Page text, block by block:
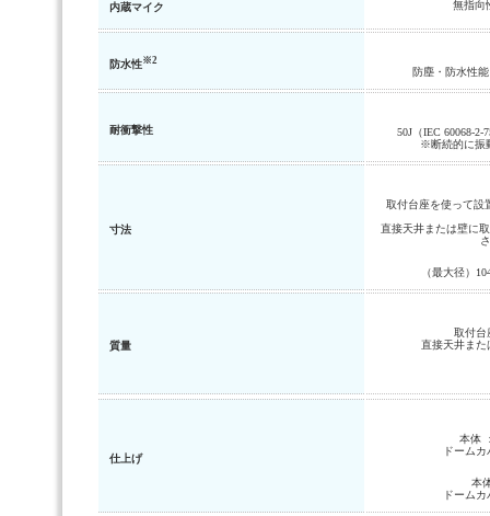
内蔵マイク 無指向
防水性※2
防塵・防水性
耐衝撃性
50J（IEC 60068-2-
※断続的に振
寸法
取付台座を使って設
直接天井または壁に
（最大径）
質量
取付台
直接天井また
仕上げ
本体
ドーム
本
ドーム